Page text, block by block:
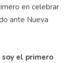
en celebrar
ante Nueva
el primero